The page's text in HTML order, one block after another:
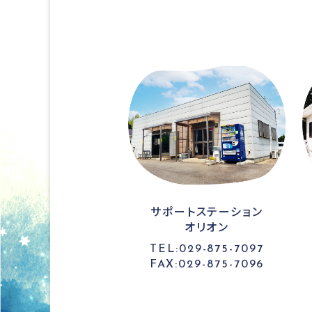
サポートステーション
オリオン
TEL:029-875-7097
FAX:029-875-7096